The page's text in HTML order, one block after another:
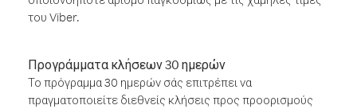
του Viber.
Προγράμματα κλήσεων 30 ημερών
Το πρόγραμμα 30 ημερών σάς επιτρέπει να
πραγματοποιείτε διεθνείς κλήσεις προς προορισμούς